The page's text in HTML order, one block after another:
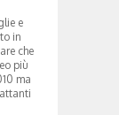
e
in
che
più
ma